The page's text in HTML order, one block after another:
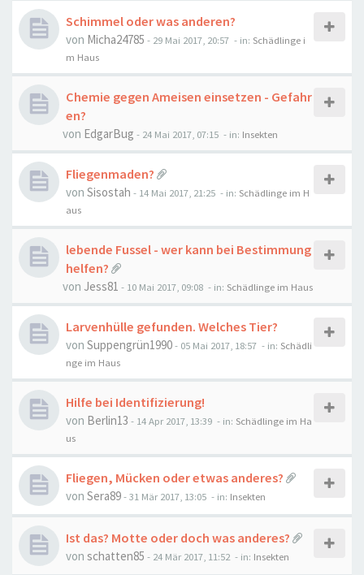
Schimmel oder was anderen?
von Micha24785 - 29 Mai 2017, 20:57 - in: Schädlinge i
m Haus
Chemie gegen Ameisen einsetzen - Gefahr
en?
von EdgarBug - 24 Mai 2017, 07:15 - in: Insekten
Fliegenmaden?
von Sisostah - 14 Mai 2017, 21:25 - in: Schädlinge im H
aus
lebende Fussel - wer kann bei Bestimmung
helfen?
von Jess81 - 10 Mai 2017, 09:08 - in: Schädlinge im Haus
Larvenhülle gefunden. Welches Tier?
von Suppengrün1990- 05 Mai 2017, 18:57 - in: Schädli
nge im Haus
Hilfe bei Identifizierung!
von Berlin13 - 14 Apr 2017, 13:39 - in: Schädlinge im Ha
us
Fliegen, Mücken oder etwas anderes?
von Sera89-31 Mär 2017, 13:05 - in: Insekten
Ist das? Motte oder doch was anderes?
von schatten85 - 24 Mär 2017, 11:52 - in: Insekten